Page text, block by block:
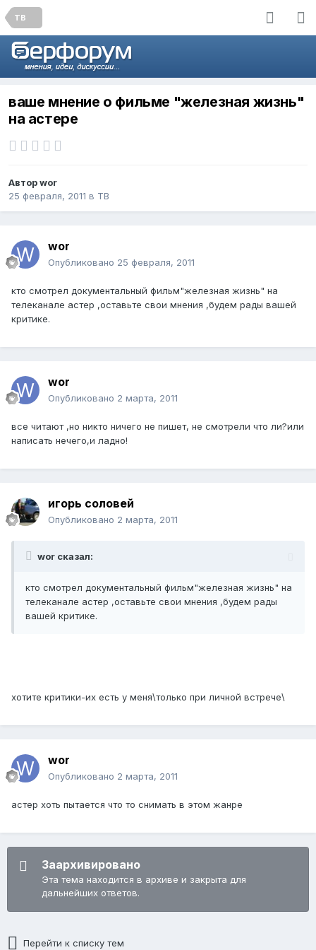
ТВ
ваше мнение о фильме "железная жизнь"
на астере
Авторwor
25 февраля, 2011 в ТВ
wor
Опубликовано 25 февраля, 2011
кто смотрел документальный фильм"железная жизнь" на
телеканале астер ,оставьте свои мнения ,будем рады вашей
критике.
wor
Опубликовано 2 марта, 2011
все читают ,но никто ничего не пишет, не смотрели что ли?или
написать нечего,и ладно!
игорь соловей
Опубликовано 2 марта, 2011
wor сказал:
кто смотрел документальный фильм"железная жизнь" на
телеканале астер ,оставьте свои мнения ,будем рады
вашей критике.
хотите критики-их есть у меня\только при личной встрече\
wor
Опубликовано 2 марта, 2011
астер хоть пытается что то снимать в этом жанре
Заархивировано
Эта тема находится в архиве и закрыта для
дальнейших ответов.
Перейти к списку тем